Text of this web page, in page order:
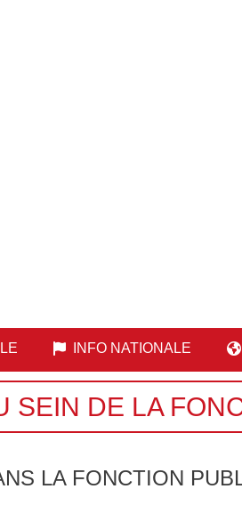
INFO NATIONALE
SEIN DE LA
LA FONCTION